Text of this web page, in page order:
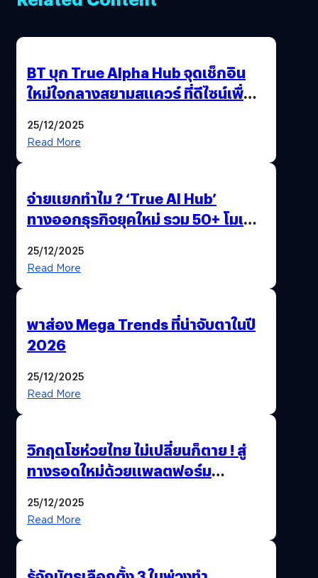
BT บุก True Alpha Hub จุดเช็กอิน
ใหม่ใจกลางสยามสแควร์ ที่ดีไซน์เพื่อ
25/12/2025
Read More
จ่ายแยกทำไม ? ‘True AI Hub’
ทางออกธุรกิจยุคใหม่ รวม 50+ โมเดล
25/12/2025
Read More
พาส่อง Mega Trends ที่น่าจับตาในปี
2026
25/12/2025
Read More
วิกฤตโชห่วยไทย ไม่เปลี่ยนก็ตาย ! สู่
ทางรอดใหม่ด้วยแพลตฟอร์ม
25/12/2025
Read More